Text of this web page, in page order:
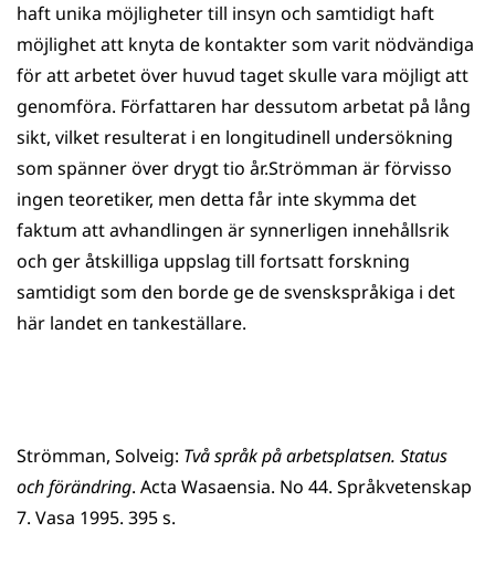
haft unika möjligheter till insyn och samtidigt haft
möjlighet att knyta de kontakter som varit nödvändiga
för att arbetet över huvud taget skulle vara möjligt att
genomföra. Författaren har dessutom arbetat på lång
sikt, vilket resulterat i en longitudinell undersökning
som spänner över drygt tio år.Strömman är förvisso
ingen teoretiker, men detta får inte skymma det
faktum att avhandlingen är synnerligen innehållsrik
och ger åtskilliga uppslag till fortsatt forskning
samtidigt som den borde ge de svenskspråkiga i det
här landet en tankeställare.
Strömman, Solveig: Två språk på arbetsplatsen. Status
och förändring. Acta Wasaensia. No 44. Språkvetenskap
7. Vasa 1995. 395 s.